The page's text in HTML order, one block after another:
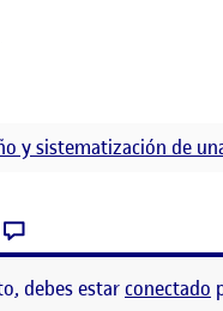
y sistematización de
debes estarconectado